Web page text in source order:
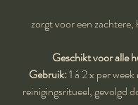
zorgt voor een zachtere,
Geschikt voor alle
Gebruik: 1 á 2 x per
reinigingsritueel, gevolgd